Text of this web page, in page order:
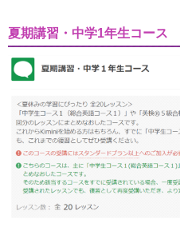
夏期講習・中学1年生コース